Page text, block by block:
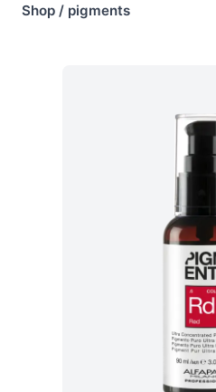
Shop / pigments